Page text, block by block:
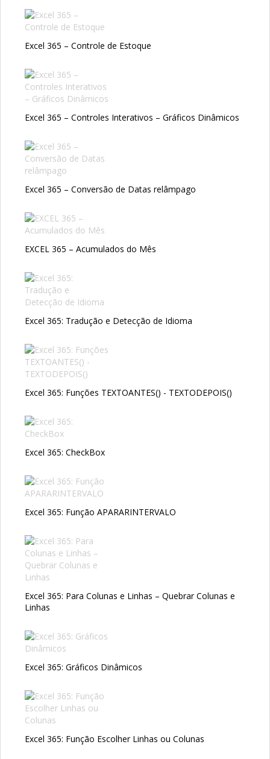
Excel 365 – Controle de Estoque
Excel 365 – Controles Interativos – Gráficos Dinâmicos
Excel 365 – Conversão de Datas relâmpago
EXCEL 365 – Acumulados do Mês
Excel 365: Tradução e Detecção de Idioma
Excel 365: Funções TEXTOANTES() - TEXTODEPOIS()
Excel 365: CheckBox
Excel 365: Função APARARINTERVALO
Excel 365: Para Colunas e Linhas – Quebrar Colunas e
Linhas
Excel 365: Gráficos Dinâmicos
Excel 365: Função Escolher Linhas ou Colunas